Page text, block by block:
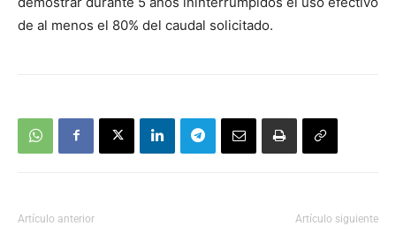
de al menos el 80% del caudal solicitado.
Artículo anterior Artículo siguiente